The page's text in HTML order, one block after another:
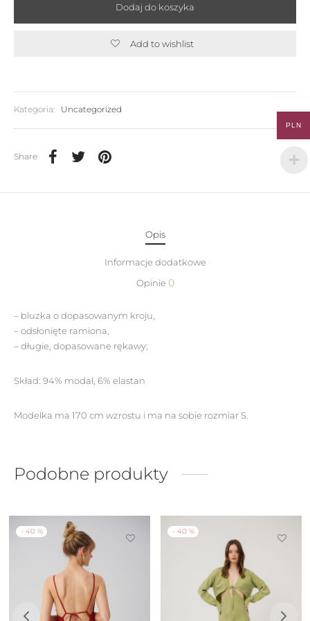
Dodaj do koszyka
Add to wishlist
Kategoria: Uncategorized
Share
Opis
Informacje dodatkowe
Opinie 0
– bluzka o dopasowanym kroju,
– odsłonięte ramiona,
– długie, dopasowane rękawy;
Skład: 94% modal, 6% elastan
Modelka ma 170 cm wzrostu i ma na sobie rozmiar S.
Podobne produkty
- 40 % - 40 %
PLN